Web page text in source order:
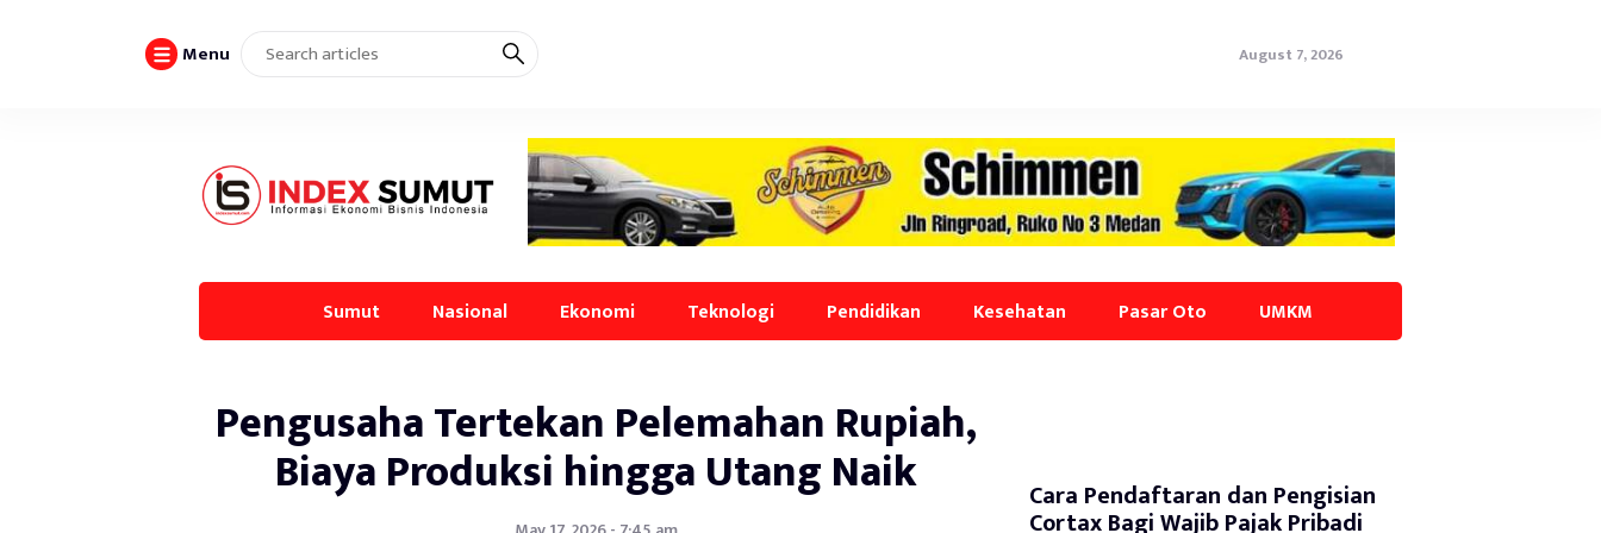
Menu August 7, 2026
Sumut Nasional Ekonomi Teknologi Pendidikan Kesehatan Pasar Oto UMKM
Pengusaha Tertekan Pelemahan Rupiah,
Biaya Produksi hingga Utang Naik Cara Pendaftaran dan Pengisian
Cortax Bagi Wajib Pajak Pribadi